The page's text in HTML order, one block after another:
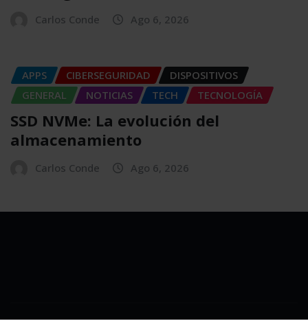
Carlos Conde Ago 6, 2026
APPS CIBERSEGURIDAD
DISPOSITIVOS
GENERAL
NOTICIAS TECH TECNOLOGÍA
SSD NVMe: La evolución del
almacenamiento
Carlos Conde Ago 6, 2026